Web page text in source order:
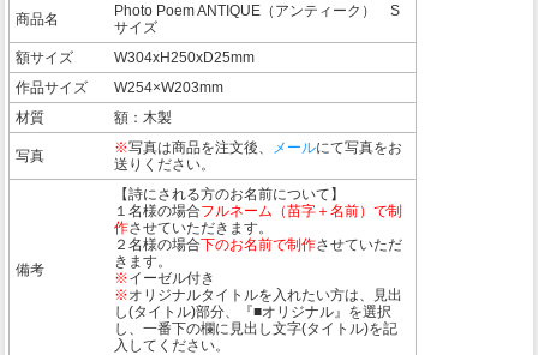
商品名
Photo Poem ANTIQUE（アンティーク） S
サイズ
額サイズ
W304xH250xD25mm
作品サイズ
W254×W203mm
材質
額：木製
写真 ※写真は商品を注文後、 メールにて写真をお
送りください。
備考
【詩にされる方のお名前について】
１名様の場合フルネーム（苗字＋名前）で制
作させていただきます。
２名様の場合下のお名前で制作させていただ
きます。
※イーゼル付き
※オリジナルタイトルを入れたい方は、見出
し(タイトル)部分、『■オリジナル』を選択
し、一番下の欄に見出し文字(タイトル)を記
入してください。